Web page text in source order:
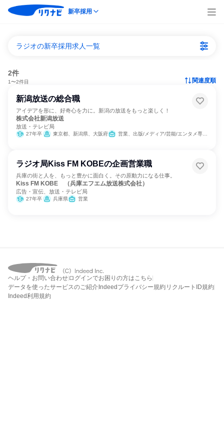
新卒採用
ラジオの新卒採用求人一覧
2件
1〜2件目 関連度順
新潟放送の総合職
アイデアを形に、好奇心を力に。新潟の放送をもっと楽しく！
株式会社新潟放送
放送・テレビ局
27年卒 東京都、新潟県、大阪府 営業、出版/メディア/芸能/エンタメ専門職
ラジオ局Kiss FM KOBEの企画営業職
兵庫の街と人を、もっと豊かに面白く。その原動力になる仕事。
Kiss FM KOBE （兵庫エフエム放送株式会社）
広告・宣伝、放送・テレビ局
27年卒 兵庫県 営業
ヘルプ・お問い合わせ ログインでお困りの方はこちら
データを使ったサービスのご紹介 Indeedプライバシー規約 リクルートID規約
Indeed利用規約